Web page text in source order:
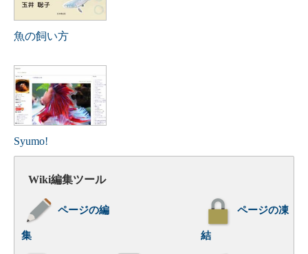
魚の飼い方
Syumo!
Wiki編集ツール
ページの編
集
ページの凍
結